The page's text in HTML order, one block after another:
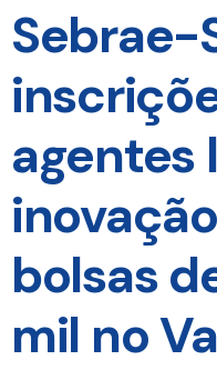
Sebrae-
agentes
bolsas
mil no